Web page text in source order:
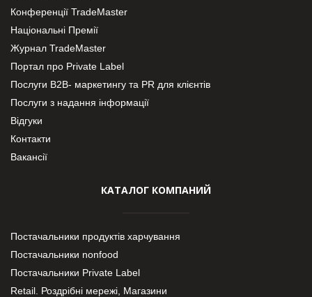
Конференції TradeMaster
Національні Премії
Журнал TradeMaster
Портал про Private Label
Послуги В2В- маркетингу та PR для клієнтів
Послуги з надання інформації
Відгуки
Контакти
Вакансії
КАТАЛОГ КОМПАНИЙ
Постачальники продуктів харчування
Постачальники nonfood
Постачальники Private Label
Retail. Роздрібні мережі, Магазини